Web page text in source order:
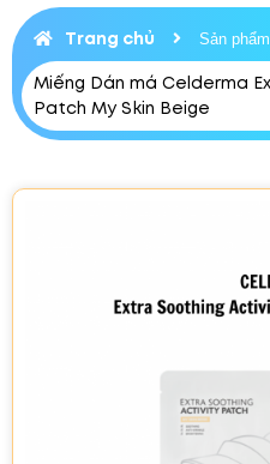
Trang chủ Sản phẩm
Miếng Dán má Celderma
Patch My Skin Beige